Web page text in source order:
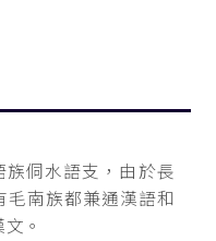
侗水語支，由於長
南族都兼通漢語和
。